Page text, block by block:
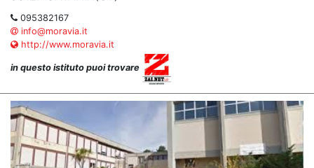
095382167
info@moravia.it
http://www.moravia.it
in questo istituto puoi trovare